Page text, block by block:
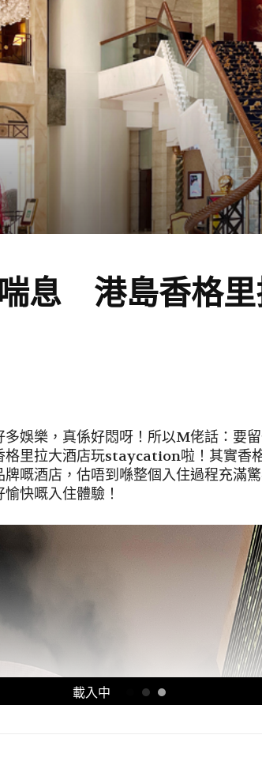
息 港島香格里
娛樂，真係好悶呀！所以M佬話：要
格里拉大酒店玩staycation啦！其實香
嘅酒店，估唔到喺整個入住過程充滿
快嘅入住體驗！
閱讀全文